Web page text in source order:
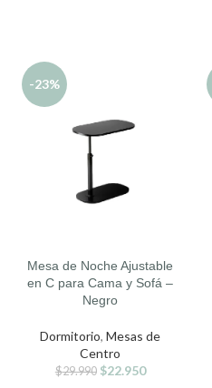
-23%
AÑADIR AL CARRITO
Mesa de Noche Ajustable
en C para Cama y Sofá –
Negro
Dormitorio,Mesas de
Centro
$29.990 $22.950